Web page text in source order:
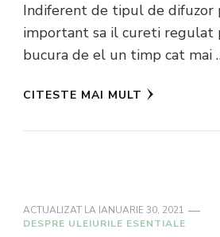
Indiferent de tipul de difuzor
important sa il cureti regulat
bucura de el un timp cat mai
CITESTE MAI MULT
ACTUALIZAT LA IANUARIE 30, 2021
DESPRE ULEIURILE ESENTIALE